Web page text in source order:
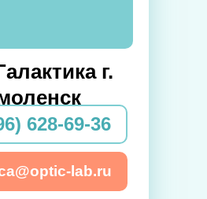
628-69-36
lab.ru
г.